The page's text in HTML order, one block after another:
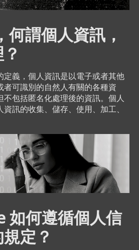
何謂個人資訊，
定義，個人資訊是以電子或者其他
者可識別的自然人有關的各種資
包括匿名化處理後的資訊。個人
訊的收集、儲存、使用、加工、
如何遵循個人信
定？